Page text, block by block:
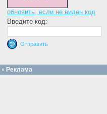
обновить, если не виден код
Введите код:
Реклама